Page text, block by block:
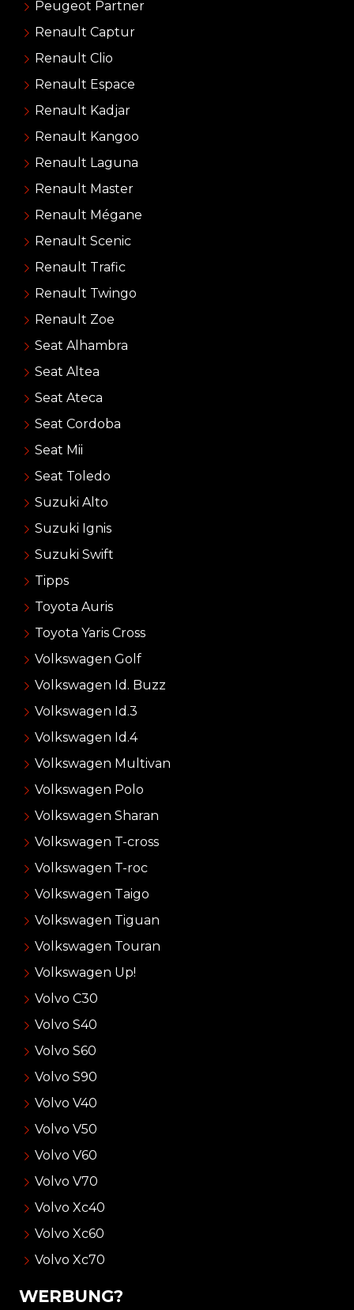
Peugeot Partner
Renault Captur
Renault Clio
Renault Espace
Renault Kadjar
Renault Kangoo
Renault Laguna
Renault Master
Renault Mégane
Renault Scenic
Renault Trafic
Renault Twingo
Renault Zoe
Seat Alhambra
Seat Altea
Seat Ateca
Seat Cordoba
Seat Mii
Seat Toledo
Suzuki Alto
Suzuki Ignis
Suzuki Swift
Tipps
Toyota Auris
Toyota Yaris Cross
Volkswagen Golf
Volkswagen Id. Buzz
Volkswagen Id.3
Volkswagen Id.4
Volkswagen Multivan
Volkswagen Polo
Volkswagen Sharan
Volkswagen T-cross
Volkswagen T-roc
Volkswagen Taigo
Volkswagen Tiguan
Volkswagen Touran
Volkswagen Up!
Volvo C30
Volvo S40
Volvo S60
Volvo S90
Volvo V40
Volvo V50
Volvo V60
Volvo V70
Volvo Xc40
Volvo Xc60
Volvo Xc70
WERBUNG?